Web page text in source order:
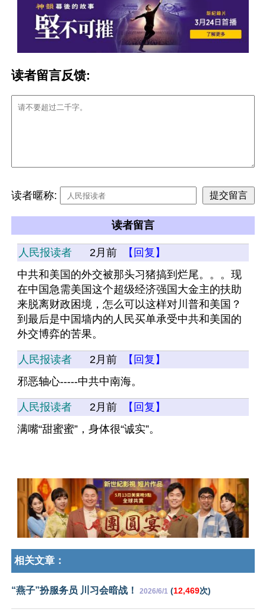
读者留言反馈:
读者暱称:
读者留言
人民报读者 2月前
【回复】
中共和美国的外交被那头习猪搞到烂尾。。。现
在中国急需美国这个超级经济强国大金主的扶助
来脱离财政困境，怎么可以这样对川普和美国？
到最后是中国墙内的人民买单承受中共和美国的
外交博弈的苦果。
人民报读者 2月前
【回复】
邪恶轴心-----中共中南海。
人民报读者 2月前
【回复】
满嘴“甜蜜蜜”，身体很“诚实”。
相关文章：
“燕子”扮服务员 川习会暗战！ 2026/6/1 (12,469次)